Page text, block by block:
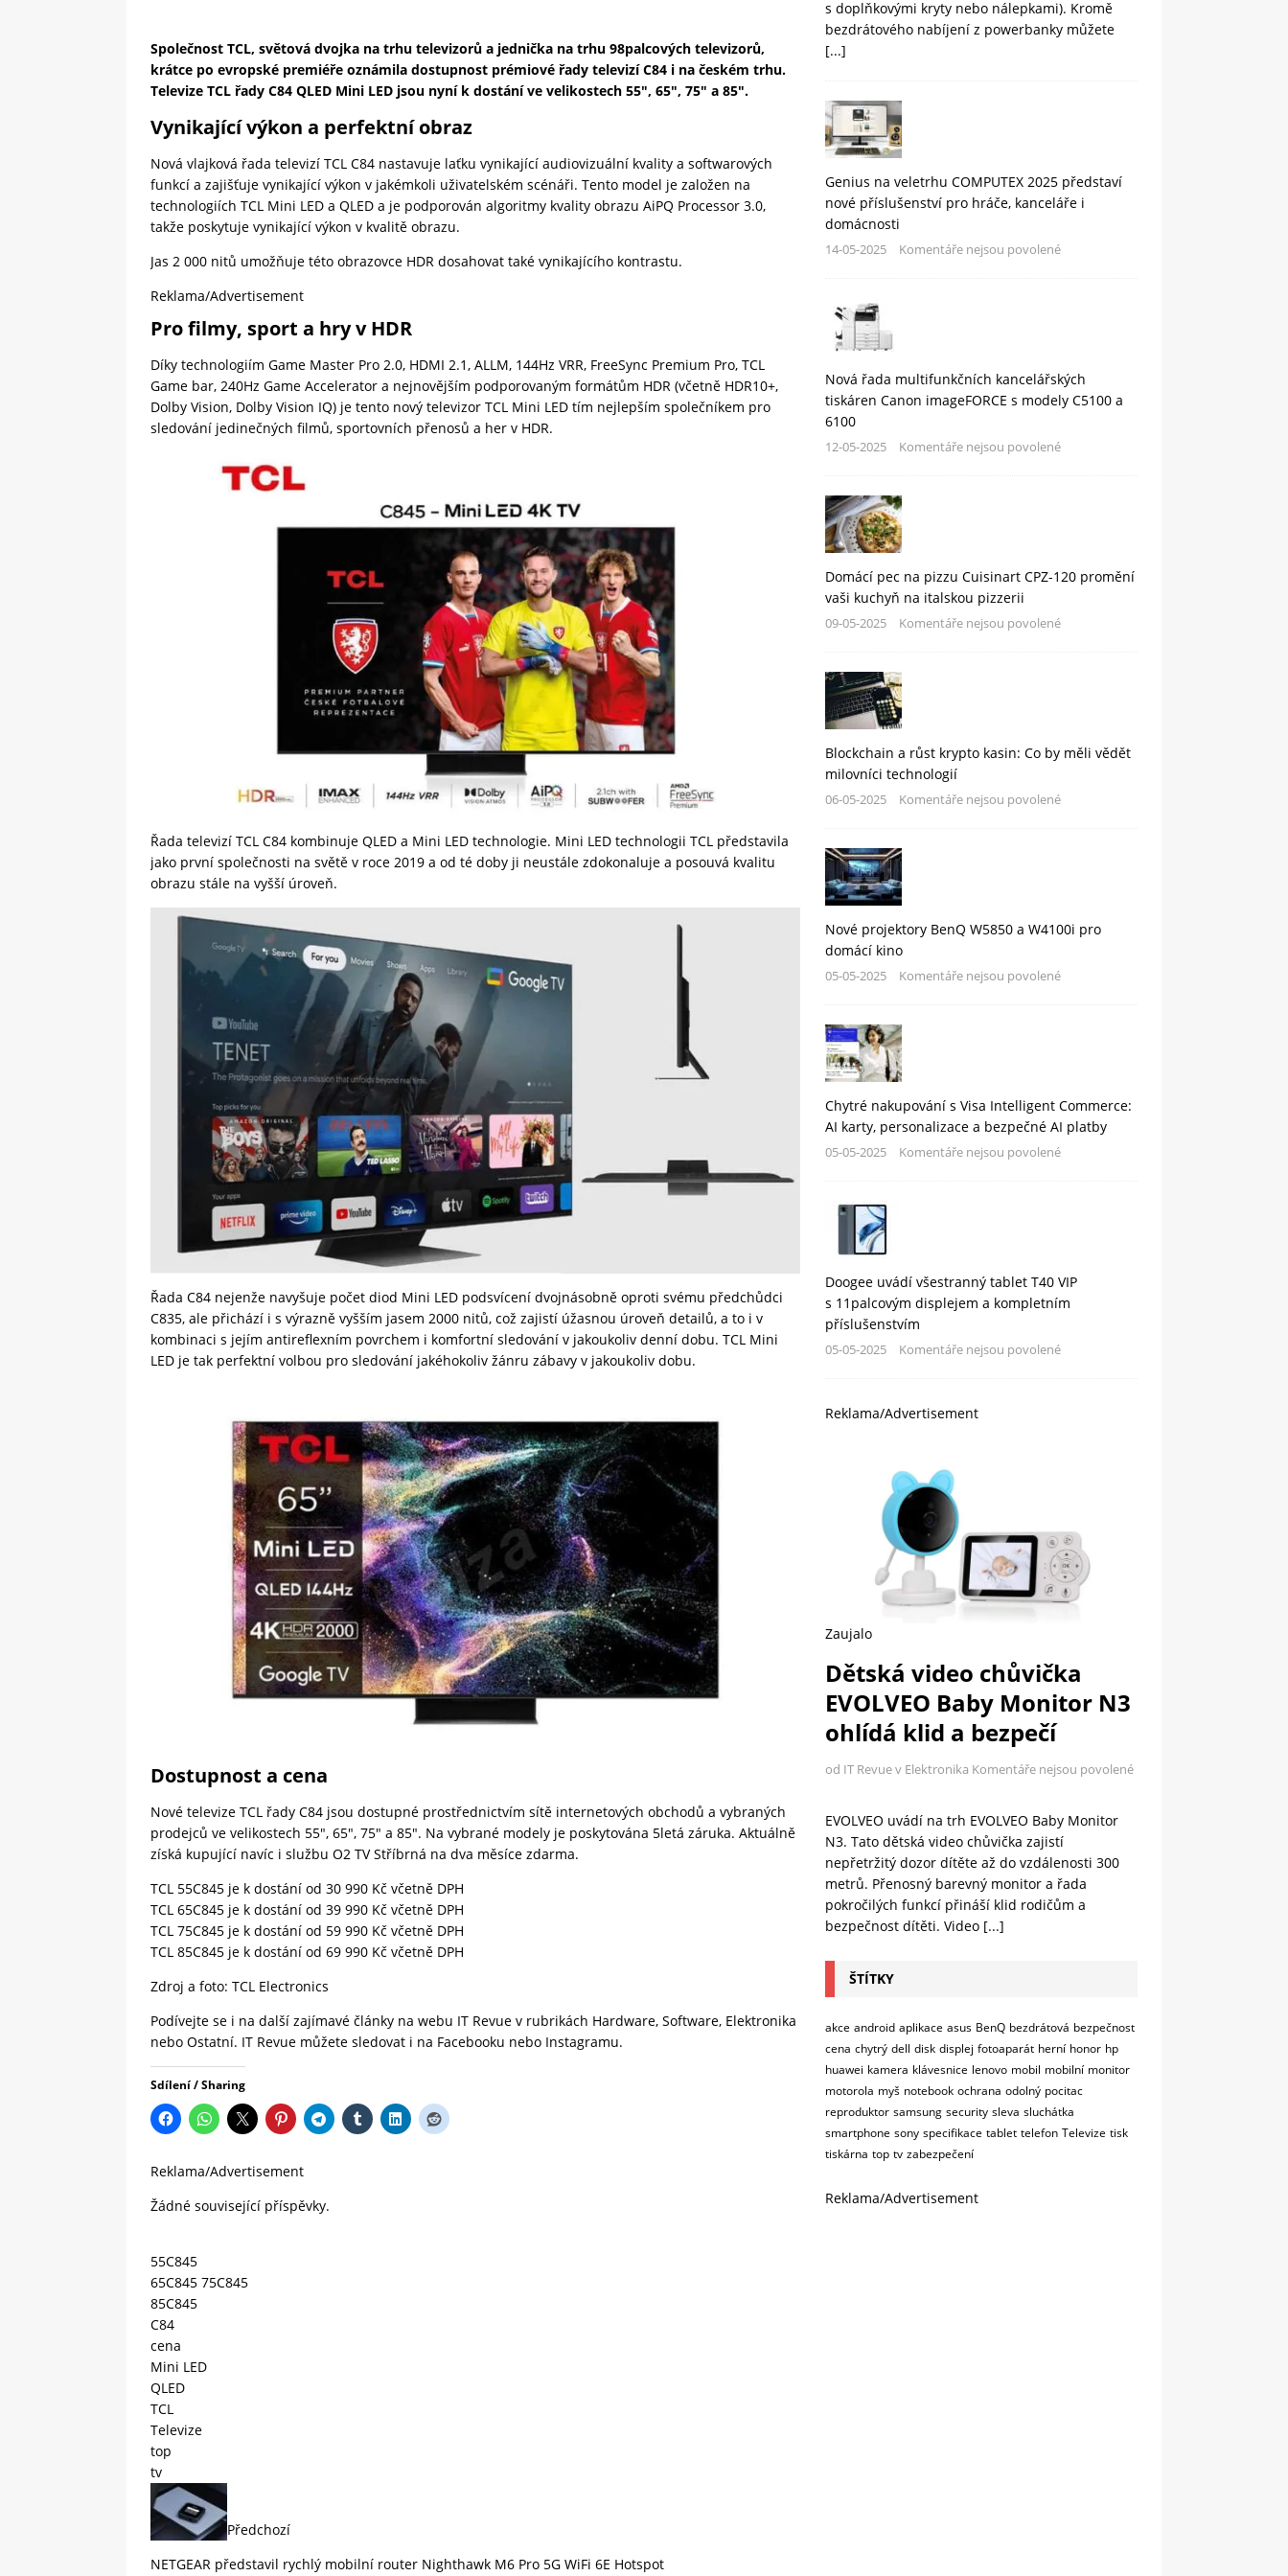
Společnost TCL, světová dvojka na trhu televizorů a jednička na trhu 98palcových televizorů,
krátce po evropské premiéře oznámila dostupnost prémiové řady televizí C84 i na českém trhu.
Televize TCL řady C84 QLED Mini LED jsou nyní k dostání ve velikostech 55″, 65″, 75″ a 85″.
Vynikající výkon a perfektní obraz
Nová vlajková řada televizí TCL C84 nastavuje laťku vynikající audiovizuální kvality a softwarových
funkcí a zajišťuje vynikající výkon v jakémkoli uživatelském scénáři. Tento model je založen na
technologiích TCL Mini LED a QLED a je podporován algoritmy kvality obrazu AiPQ Processor 3.0,
takže poskytuje vynikající výkon v kvalitě obrazu.
Jas 2 000 nitů umožňuje této obrazovce HDR dosahovat také vynikajícího kontrastu.
Reklama/Advertisement
Pro filmy, sport a hry v HDR
Díky technologiím Game Master Pro 2.0, HDMI 2.1, ALLM, 144Hz VRR, FreeSync Premium Pro, TCL
Game bar, 240Hz Game Accelerator a nejnovějším podporovaným formátům HDR (včetně HDR10+,
Dolby Vision, Dolby Vision IQ) je tento nový televizor TCL Mini LED tím nejlepším společníkem pro
sledování jedinečných filmů, sportovních přenosů a her v HDR.
Řada televizí TCL C84 kombinuje QLED a Mini LED technologie. Mini LED technologii TCL představila
jako první společnosti na světě v roce 2019 a od té doby ji neustále zdokonaluje a posouvá kvalitu
obrazu stále na vyšší úroveň.
Řada C84 nejenže navyšuje počet diod Mini LED podsvícení dvojnásobně oproti svému předchůdci
C835, ale přichází i s výrazně vyšším jasem 2000 nitů, což zajistí úžasnou úroveň detailů, a to i v
kombinaci s jejím antireflexním povrchem i komfortní sledování v jakoukoliv denní dobu. TCL Mini
LED je tak perfektní volbou pro sledování jakéhokoliv žánru zábavy v jakoukoliv dobu.
Dostupnost a cena
Nové televize TCL řady C84 jsou dostupné prostřednictvím sítě internetových obchodů a vybraných
prodejců ve velikostech 55″, 65″, 75″ a 85″. Na vybrané modely je poskytována 5letá záruka. Aktuálně
získá kupující navíc i službu O2 TV Stříbrná na dva měsíce zdarma.
TCL 55C845 je k dostání od 30 990 Kč včetně DPH
TCL 65C845 je k dostání od 39 990 Kč včetně DPH
TCL 75C845 je k dostání od 59 990 Kč včetně DPH
TCL 85C845 je k dostání od 69 990 Kč včetně DPH
Zdroj a foto: TCL Electronics
Podívejte se i na další zajímavé články na webu IT Revue v rubrikách Hardware, Software, Elektronika
nebo Ostatní. IT Revue můžete sledovat i na Facebooku nebo Instagramu.
Sdílení / Sharing
Reklama/Advertisement
Žádné související příspěvky.
55C845
65C845 75C845
85C845
C84
cena
Mini LED
QLED
TCL
Televize
top
tv
Předchozí
NETGEAR představil rychlý mobilní router Nighthawk M6 Pro 5G WiFi 6E Hotspot
s doplňkovými kryty nebo nálepkami). Kromě
bezdrátového nabíjení z powerbanky můžete
[...]
Genius na veletrhu COMPUTEX 2025 představí
nové příslušenství pro hráče, kanceláře i
domácnosti
14-05-2025 Komentáře nejsou povolené
Nová řada multifunkčních kancelářských
tiskáren Canon imageFORCE s modely C5100 a
6100
12-05-2025 Komentáře nejsou povolené
Domácí pec na pizzu Cuisinart CPZ-120 promění
vaši kuchyň na italskou pizzerii
09-05-2025 Komentáře nejsou povolené
Blockchain a růst krypto kasin: Co by měli vědět
milovníci technologií
06-05-2025 Komentáře nejsou povolené
Nové projektory BenQ W5850 a W4100i pro
domácí kino
05-05-2025 Komentáře nejsou povolené
Chytré nakupování s Visa Intelligent Commerce:
AI karty, personalizace a bezpečné AI platby
05-05-2025 Komentáře nejsou povolené
Doogee uvádí všestranný tablet T40 VIP
s 11palcovým displejem a kompletním
příslušenstvím
05-05-2025 Komentáře nejsou povolené
Reklama/Advertisement
Zaujalo
Dětská video chůvička
EVOLVEO Baby Monitor N3
ohlídá klid a bezpečí
od IT Revue v Elektronika Komentáře nejsou povolené
EVOLVEO uvádí na trh EVOLVEO Baby Monitor
N3. Tato dětská video chůvička zajistí
nepřetržitý dozor dítěte až do vzdálenosti 300
metrů. Přenosný barevný monitor a řada
pokročilých funkcí přináší klid rodičům a
bezpečnost dítěti. Video [...]
ŠTÍTKY
akce android aplikace asus BenQ bezdrátová bezpečnost
cena chytrý dell disk displej fotoaparát herní honor hp
huawei kamera klávesnice lenovo mobil mobilní monitor
motorola myš notebook ochrana odolný pocitac
reproduktor samsung security sleva sluchátka
smartphone sony specifikace tablet telefon Televize tisk
tiskárna top tv zabezpečení
Reklama/Advertisement